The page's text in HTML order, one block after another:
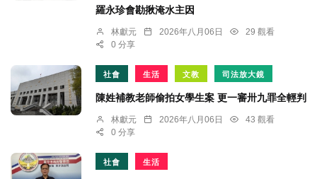
羅永珍會勘揪淹水主因
林獻元 2026年八月06日
29 觀看
0 分享
社會 生活 文教 司法放大鏡
陳姓補教老師偷拍女學生案 更一審卅九罪全輕判
林獻元 2026年八月06日
43 觀看
0 分享
社會 生活